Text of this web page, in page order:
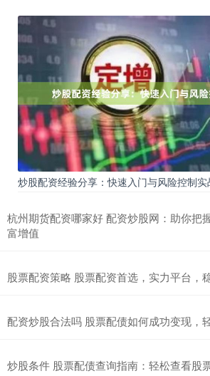
炒股配资经验分享：快速入门与风险控制
杭州期货配资哪家好 配资炒股网：助你把
富增值
股票配资策略 股票配资首选，实力平台，
配资炒股合法吗 股票配债如何成功变现，
炒股条件 股票配债查询指南：轻松查看股